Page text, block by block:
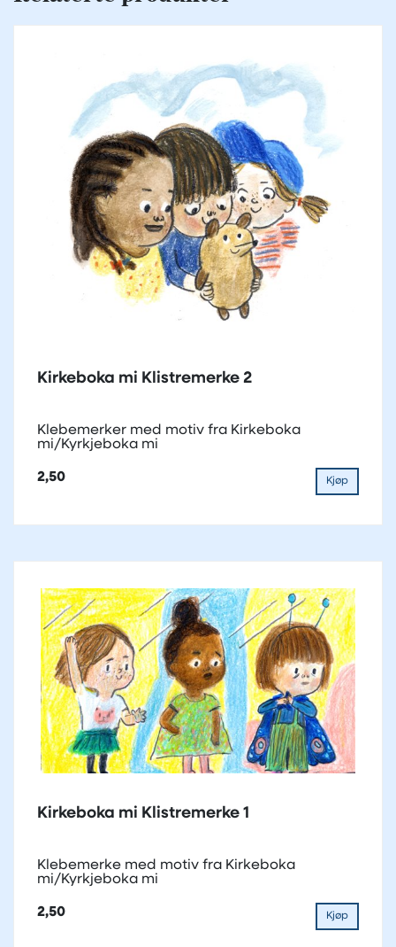
Kirkeboka mi Klistremerke 2
Klebemerker med motiv fra Kirkeboka
mi/Kyrkjeboka mi
2,50 Kjøp
Kirkeboka mi Klistremerke 1
Klebemerke med motiv fra Kirkeboka
mi/Kyrkjeboka mi
2,50 Kjøp